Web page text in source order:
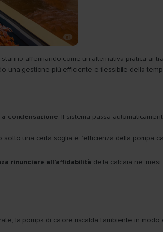
stanno affermando come un’alternativa pratica ai
una gestione più efficiente e flessibile della
a condensazione. Il sistema passa
una certa soglia e l’efficienza della pompa
rinunciare all’affidabilità della caldaia nei
la pompa di calore riscalda l’ambiente in